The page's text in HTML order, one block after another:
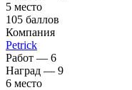
5 место
105 баллов
Компания
Petrick
Работ — 6
Наград — 9
6 место